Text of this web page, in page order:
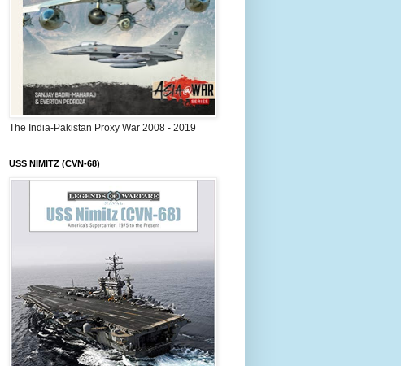
The India-Pakistan Proxy War 2008 - 2019
USS NIMITZ (CVN-68)